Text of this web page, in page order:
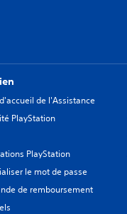
de l'Assistance
PlayStation
PlayStation
le mot de passe
de remboursement